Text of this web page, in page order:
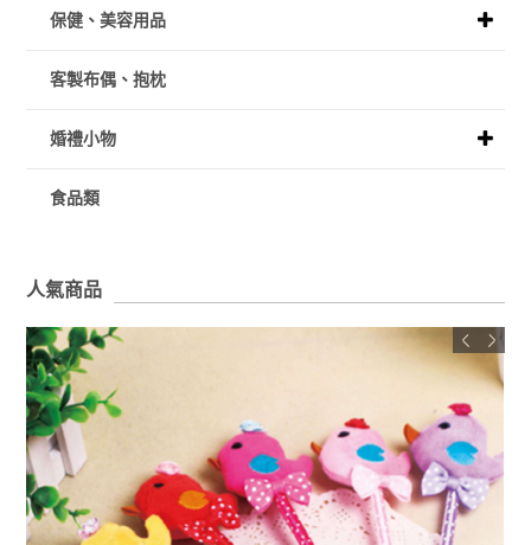
保健、美容用品
客製布偶、抱枕
婚禮小物
食品類
人氣商品